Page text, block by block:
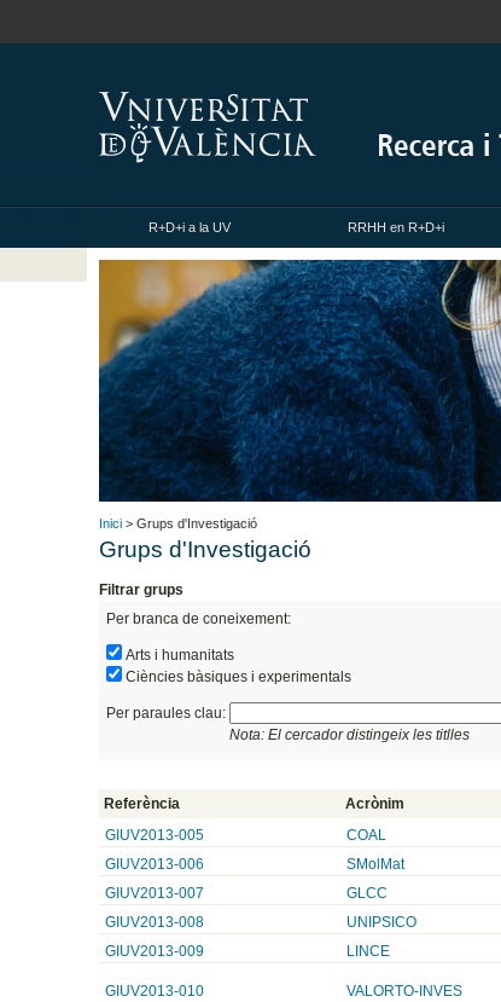
R+D+i a la UV RRHH en R+D+i
Inici > Grups d'Investigació
Grups d'Investigació
Filtrar grups
Per branca de coneixement:
Arts i humanitats
Ciències bàsiques i experimentals
Per paraules clau:
Nota: El cercador distingeix les titlles
Referència Acrònim
GIUV2013-005
COAL
GIUV2013-006
SMolMat
GIUV2013-007
GLCC
GIUV2013-008
UNIPSICO
GIUV2013-009
LINCE
GIUV2013-010 VALORTO-INVES